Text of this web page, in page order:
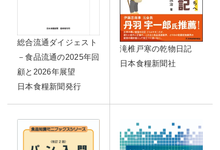
総合流通ダイジェスト
－食品流通の2025年回
顧と2026年展望
日本食糧新聞発行
滝椎戸寒の乾物日記
日本食糧新聞社